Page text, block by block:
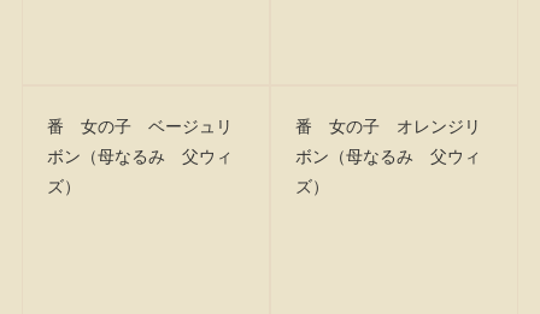
番 女の子 ベージュリ
ボン（母なるみ 父ウィ
ズ）
番 女の子 オレンジリ
ボン（母なるみ 父ウィ
ズ）